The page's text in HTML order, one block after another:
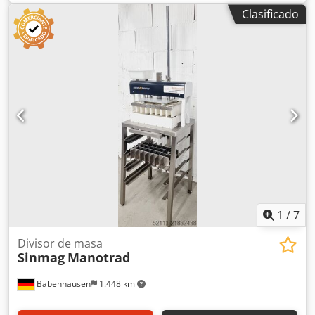
tensión de entrada:400 V, frecuencia de entrada:50 Hz,
Certificado DGUV hasta:
09/2027
, tipo de corriente de
entrada:
, año de la última revisión:
para panecillos Fortuna Automat A 4 H Divisora y
formadora de masa Modelo TOP de prensa para panecillos
¡Tecnología muy robusta! Con desconexión de formado
Posición de limpieza de la cabeza Cabezal divisor
completamente revisado de 30 partes Servicio de
repuestos Con cuchilla de acero inoxidable NUEVA Solo
con nosotros: revisado según DGUV V3 Crodpfxsy Rhg To
Ac Uef 3 platos formadores Conexión 400V, enchufe CEE
16A Dimensiones aprox.: 770 x 730 x 1500 mm (An x Pr x Al)
Máquina de segunda mano reacondicionada y probada
por SAB Con garantía ¡Visite nuestra gran exposición!
Clasificado
1 /7
Babenhausen 1.448 km
Divisor de masa
Sinmag Manotrad